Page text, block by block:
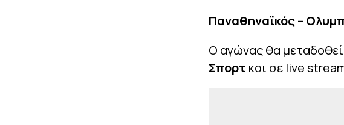
Παναθηναϊκός –
Ο αγώνας θα
Σπορτ και σε live